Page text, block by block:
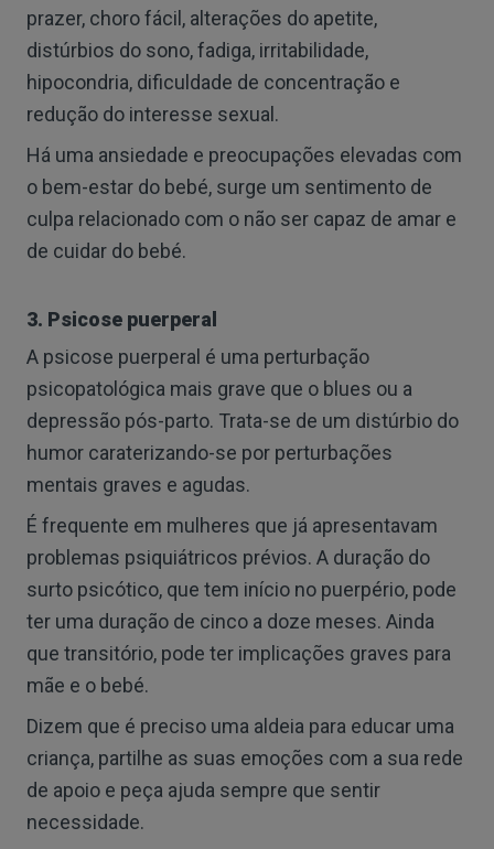
prazer, choro fácil, alterações do apetite,
distúrbios do sono, fadiga, irritabilidade,
hipocondria, dificuldade de concentração e
redução do interesse sexual.
Há uma ansiedade e preocupações elevadas com
o bem-estar do bebé, surge um sentimento de
culpa relacionado com o não ser capaz de amar e
de cuidar do bebé.
3. Psicose puerperal
A psicose puerperal é uma perturbação
psicopatológica mais grave que o blues ou a
depressão pós-parto. Trata-se de um distúrbio do
humor caraterizando-se por perturbações
mentais graves e agudas.
É frequente em mulheres que já apresentavam
problemas psiquiátricos prévios. A duração do
surto psicótico, que tem início no puerpério, pode
ter uma duração de cinco a doze meses. Ainda
que transitório, pode ter implicações graves para
mãe e o bebé.
Dizem que é preciso uma aldeia para educar uma
criança, partilhe as suas emoções com a sua rede
de apoio e peça ajuda sempre que sentir
necessidade.